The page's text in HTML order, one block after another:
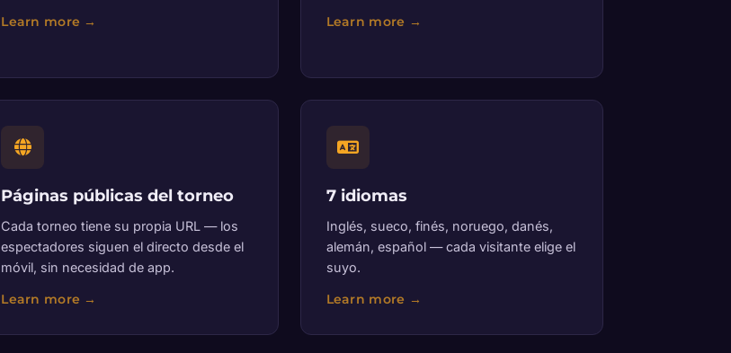
Páginas públicas del torneo
Cada torneo tiene su propia URL — los
espectadores siguen el directo desde el
móvil, sin necesidad de app.
7 idiomas
Inglés, sueco, finés, noruego, danés,
alemán, español — cada visitante elige el
suyo.